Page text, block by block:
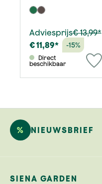
Adviesprijs€ 13,99*
€ 11,89*
-15%
beschikbaar
% NIEUWSBRIEF
SIENA GARDEN